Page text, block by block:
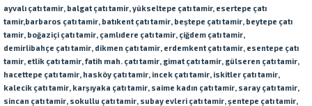
ayvalı çatı tamir, balgatçatı tamir, yükseltepe çatı tamir, esertepe çatı
tamir,barbaros çatı tamir, batıkent çatı tamir, beştepe çatı tamir, beytepe çatı
tamir, boğaziçi çatı tamir, çamlıdere çatı tamir, çiğdem çatı tamir,
demirlibahçe çatı tamir, dikmen çatı tamir, erdemkentçatı tamir, esentepe çatı
tamir, etlik çatı tamir, fatih mah. çatı tamir, gimatçatı tamir, gülseren çatı tamir,
hacettepe çatı tamir, hasköy çatı tamir, incek çatı tamir, iskitler çatı tamir,
kalecik çatı tamir, karşıyaka çatı tamir, saime kadın çatı tamir, saray çatı tamir,
sincan çatı tamir, sokullu çatı tamir, subay evleri çatı tamir, şentepe çatı tamir,